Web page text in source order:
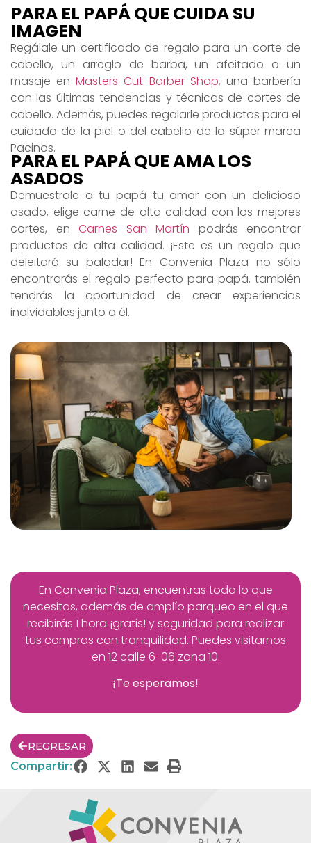
PARA EL PAPÁ QUE CUIDA SU
IMAGEN
Regálale un certificado de regalo para un corte de
cabello, un arreglo de barba, un afeitado o un
masaje enMasters Cut Barber Shop, una barbería
con las últimas tendencias y técnicas de cortes de
cabello. Además, puedes regalarle productos para el
cuidado de la piel o del cabello de la súper marca
Pacinos.
PARA EL PAPÁ QUE AMA LOS
ASADOS
Demuestrale a tu papá tu amor con un delicioso
asado, elige carne de alta calidad con los mejores
cortes, en Carnes San Martín podrás encontrar
productos de alta calidad. ¡Este es un regalo que
deleitará su paladar! En Convenia Plaza no sólo
encontrarás el regalo perfecto para papá, también
tendrás la oportunidad de crear experiencias
inolvidables junto a él.
En Convenia Plaza, encuentras todo lo que
necesitas, además de amplío parqueo en el que
recibirás 1 hora ¡gratis! y seguridad para realizar
tus compras con tranquilidad. Puedes visitarnos
en 12 calle 6-06 zona 10.
¡Te esperamos!
REGRESAR
Compartir: